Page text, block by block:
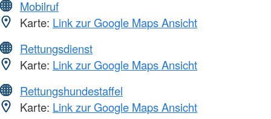
Mobilruf
Karte: Link zur Google Maps Ansicht
Rettungsdienst
Karte: Link zur Google Maps Ansicht
Rettungshundestaffel
Karte: Link zur Google Maps Ansicht